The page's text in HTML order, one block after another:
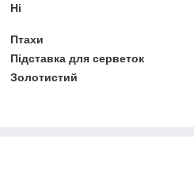
Ні
Птахи
Підставка для серветок
Золотистий